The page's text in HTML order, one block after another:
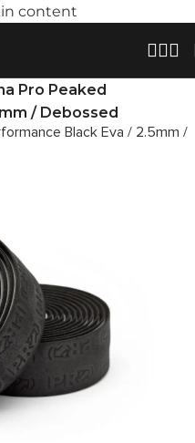
content
Pro Peaked
/ Debossed
Black Eva / 2.5mm /